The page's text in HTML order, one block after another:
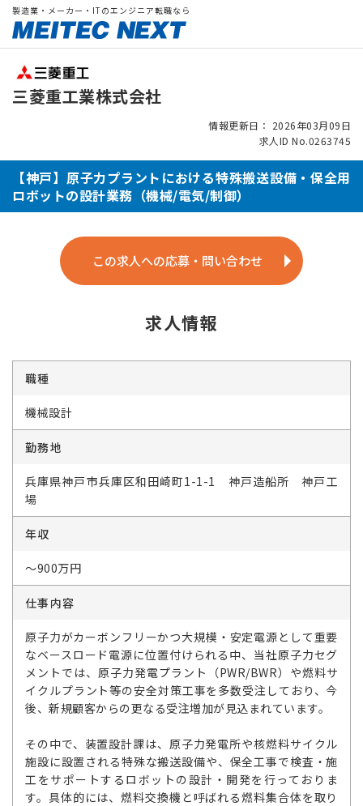
製造業・メーカー・ITのエンジニア転職なら
三菱重工業株式会社
情報更新日： 2026年03月09日
求人ID No.0263745
【神戸】原子力プラントにおける特殊搬送設備・保全用
ロボットの設計業務（機械/電気/制御）
この求人への応募・問い合わせ
求人情報
職種
機械設計
勤務地
兵庫県神戸市兵庫区和田崎町1-1-1 神戸造船所 神戸工
場
年収
～900万円
仕事内容
原子力がカーボンフリーかつ大規模・安定電源として重要
なベースロード電源に位置付けられる中、当社原子力セグ
メントでは、原子力発電プラント（PWR/BWR）や燃料サ
イクルプラント等の安全対策工事を多数受注しており、今
後、新規顧客からの更なる受注増加が見込まれています。
その中で、装置設計課は、原子力発電所や核燃料サイクル
施設に設置される特殊な搬送設備や、保全工事で検査・施
工をサポートするロボットの設計・開発を行っておりま
す。具体的には、燃料交換機と呼ばれる燃料集合体を取り